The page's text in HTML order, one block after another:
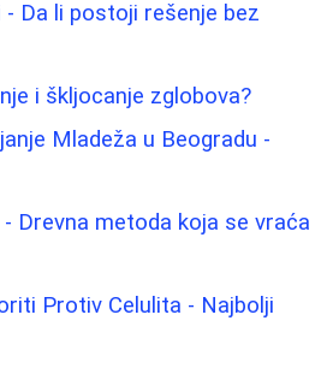
Da li postoji rešenje bez
i škljocanje zglobova?
Mladeža u Beogradu -
Drevna metoda koja se vraća
Protiv Celulita - Najbolji